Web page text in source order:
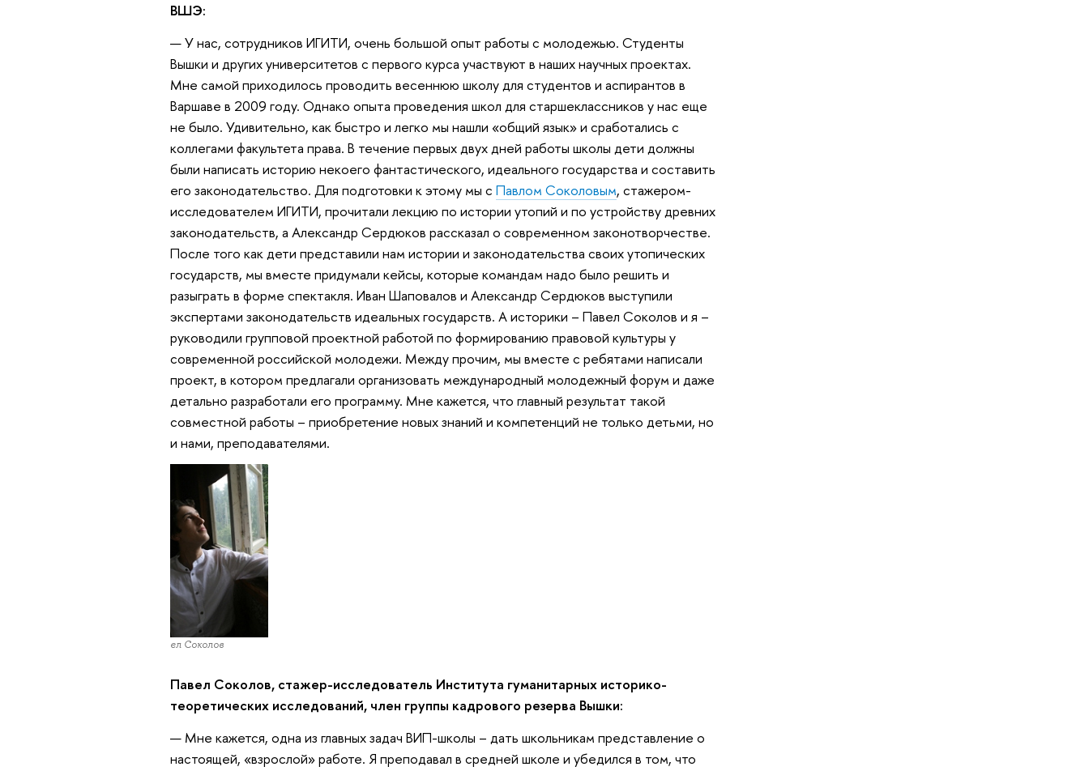
ВШЭ:
— У нас, сотрудников ИГИТИ, очень большой опыт работы с молодежью. Студенты
Вышки и других университетов с первого курса участвуют в наших научных проектах.
Мне самой приходилось проводить весеннюю школу для студентов и аспирантов в
Варшаве в 2009 году. Однако опыта проведения школ для старшеклассников у нас еще
не было. Удивительно, как быстро и легко мы нашли «общий язык» и сработались с
коллегами факультета права. В течение первых двух дней работы школы дети должны
были написать историю некоего фантастического, идеального государства и составить
его законодательство. Для подготовки к этому мы с Павлом Соколовым, стажером-
исследователем ИГИТИ, прочитали лекцию по истории утопий и по устройству древних
законодательств, а Александр Сердюков рассказал о современном законотворчестве.
После того как дети представили нам истории и законодательства своих утопических
государств, мы вместе придумали кейсы, которые командам надо было решить и
разыграть в форме спектакля. Иван Шаповалов и Александр Сердюков выступили
экспертами законодательств идеальных государств. А историки – Павел Соколов и я –
руководили групповой проектной работой по формированию правовой культуры у
современной российской молодежи. Между прочим, мы вместе с ребятами написали
проект, в котором предлагали организовать международный молодежный форум и даже
детально разработали его программу. Мне кажется, что главный результат такой
совместной работы – приобретение новых знаний и компетенций не только детьми, но
и нами, преподавателями.
Павел Соколов
Павел Соколов, стажер-исследователь Института гуманитарных историко-
теоретических исследований, член группы кадрового резерва Вышки:
— Мне кажется, одна из главных задач ВИП-школы – дать школьникам представление о
настоящей, «взрослой» работе. Я преподавал в средней школе и убедился в том, что